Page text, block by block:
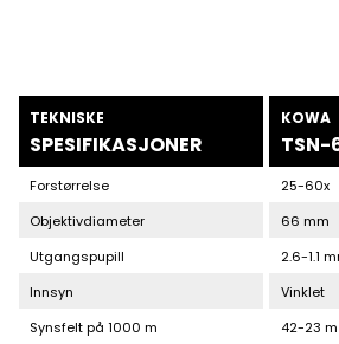
TEKNISKE KOWA
SPESIFIKASJONER
Forstørrelse
25-60x
Objektivdiameter
66 mm
Utgangspupill
2.6-1.1
Innsyn
Vinklet
Synsfelt på 1000 m
42-23 m
På lager